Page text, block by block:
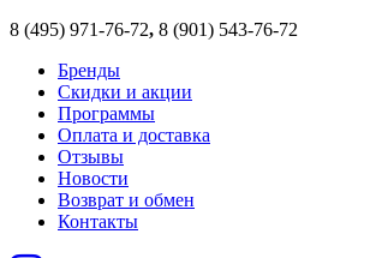
8 (495) 971-76-72, 8 (901) 543-76-72
Бренды
Скидки и акции
Программы
Оплата и доставка
Отзывы
Новости
Возврат и обмен
Контакты